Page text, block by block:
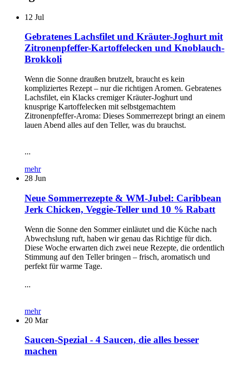
12 Jul
Gebratenes Lachsfilet und Kräuter-Joghurt mit
Zitronenpfeffer-Kartoffelecken und Knoblauch-
Brokkoli
Wenn die Sonne draußen brutzelt, braucht es kein
kompliziertes Rezept – nur die richtigen Aromen. Gebratenes
Lachsfilet, ein Klacks cremiger Kräuter-Joghurt und
knusprige Kartoffelecken mit selbstgemachtem
Zitronenpfeffer-Aroma: Dieses Sommerrezept bringt an einem
lauen Abend alles auf den Teller, was du brauchst.
...
mehr
28 Jun
Neue Sommerrezepte & WM-Jubel: Caribbean
Jerk Chicken, Veggie-Teller und 10 % Rabatt
Wenn die Sonne den Sommer einläutet und die Küche nach
Abwechslung ruft, haben wir genau das Richtige für dich.
Diese Woche erwarten dich zwei neue Rezepte, die ordentlich
Stimmung auf den Teller bringen – frisch, aromatisch und
perfekt für warme Tage.
...
mehr
20 Mar
Saucen-Spezial - 4 Saucen, die alles besser
machen